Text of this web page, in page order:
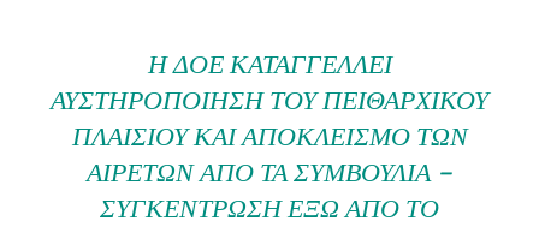
Η ΔΟΕ ΚΑΤΑΓΓΈΛΛΕΙ
ΑΥΣΤΗΡΟΠΟΊΗΣΗ ΤΟΥ ΠΕΙΘΑΡΧΙΚΟΎ
ΠΛΑΙΣΊΟΥ ΚΑΙ ΑΠΟΚΛΕΙΣΜΌ ΤΩΝ
ΑΙΡΕΤΏΝ ΑΠΌ ΤΑ ΣΥΜΒΟΎΛΙΑ –
ΣΥΓΚΈΝΤΡΩΣΗ ΈΞΩ ΑΠΌ ΤΟ